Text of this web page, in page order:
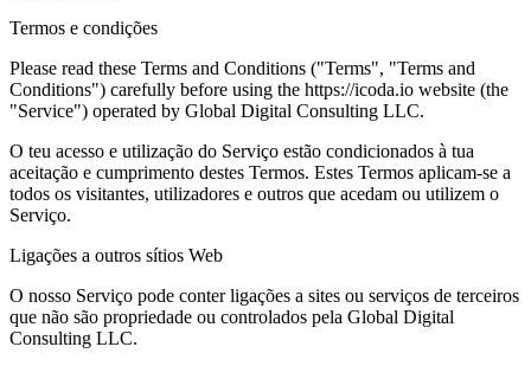
Termos e condições
Please read these Terms and Conditions ("Terms", "Terms and
Conditions") carefully before using the https://icoda.io website (the
"Service") operated by Global Digital Consulting LLC.
O teu acesso e utilização do Serviço estão condicionados à tua
aceitação e cumprimento destes Termos. Estes Termos aplicam-se a
todos os visitantes, utilizadores e outros que acedam ou utilizem o
Serviço.
Ligações a outros sítios Web
O nosso Serviço pode conter ligações a sites ou serviços de terceiros
que não são propriedade ou controlados pela Global Digital
Consulting LLC.